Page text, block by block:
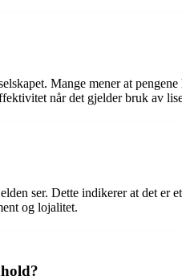
Mange mener at
når det gjelder bruk av
ser. Dette indikerer at det er
og lojalitet.